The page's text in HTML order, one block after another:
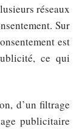
réseaux
Sur
est
ce qui
d’un filtrage
publicitaire